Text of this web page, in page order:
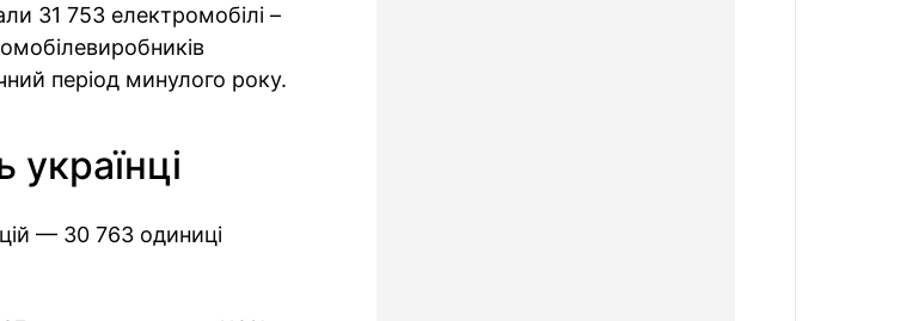
31 753 електромобілі –
період минулого року.
українці
— 30 763 одиниці